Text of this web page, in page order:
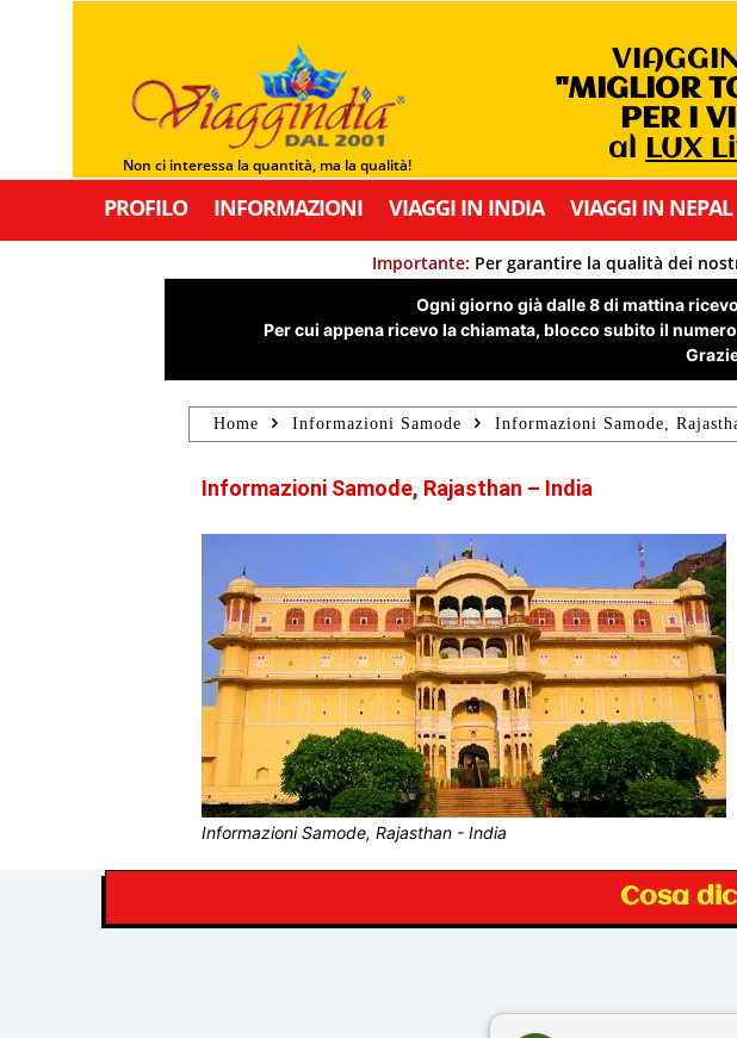
Non ci interessa la quantità, ma la qualità!
"MIGLIOR
PER I
al LUX
PROFILO INFORMAZIONI VIAGGI IN INDIA VIAGGI IN NEPAL
Importante: Per garantire la qualità dei
Ogni giorno già dalle 8 di mattina
Per cui appena ricevo la chiamata, blocco subito il
Home Informazioni Samode Informazioni Samode,
Informazioni Samode, Rajasthan – India
Informazioni Samode, Rajasthan - India
Cosa